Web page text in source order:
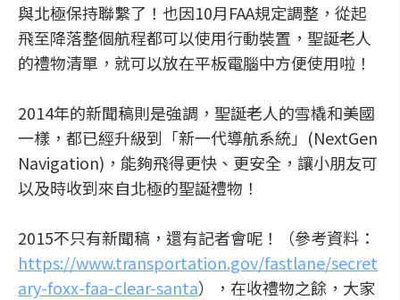
與北極保持聯繫了！也因10月FAA規定調整，從起
飛至降落整個航程都可以使用行動裝置，聖誕老人
的禮物清單，就可以放在平板電腦中方便使用啦！
2014年的新聞稿則是強調，聖誕老人的雪橇和美國
一樣，都已經升級到「新一代導航系統」(NextGen
Navigation)，能夠飛得更快、更安全，讓小朋友可
以及時收到來自北極的聖誕禮物！
2015不只有新聞稿，還有記者會呢！（參考資料：
https://www.transportation.gov/fastlane/secret
ary-foxx-faa-clear-santa），在收禮物之餘，大家